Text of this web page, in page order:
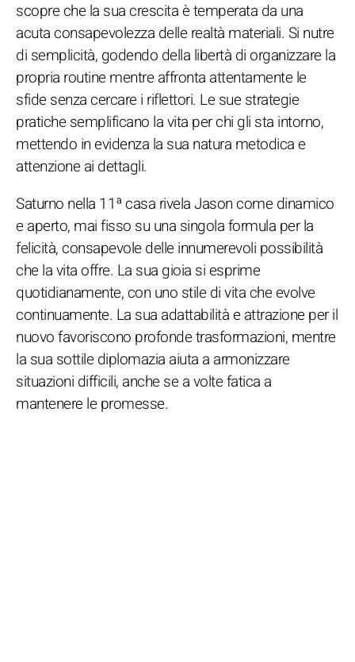
scopre che la sua crescita è temperata da una
acuta consapevolezza delle realtà materiali. Si nutre
di semplicità, godendo della libertà di organizzare la
propria routine mentre affronta attentamente le
sfide senza cercare i riflettori. Le sue strategie
pratiche semplificano la vita per chi gli sta intorno,
mettendo in evidenza la sua natura metodica e
attenzione ai dettagli.
Saturno nella 11ª casa rivela Jason come dinamico
e aperto, mai fisso su una singola formula per la
felicità, consapevole delle innumerevoli possibilità
che la vita offre. La sua gioia si esprime
quotidianamente, con uno stile di vita che evolve
continuamente. La sua adattabilità e attrazione per il
nuovo favoriscono profonde trasformazioni, mentre
la sua sottile diplomazia aiuta a armonizzare
situazioni difficili, anche se a volte fatica a
mantenere le promesse.